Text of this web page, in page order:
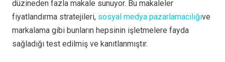
düzineden fazla makale sunuyor. Bu makaleler
fiyatlandırma stratejileri, sosyal medya pazarlamacılığıve
markalama gibi bunların hepsinin işletmelere fayda
sağladığı test edilmiş ve kanıtlanmıştır.